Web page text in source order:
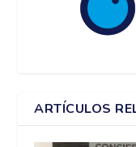
ARTÍCULOS